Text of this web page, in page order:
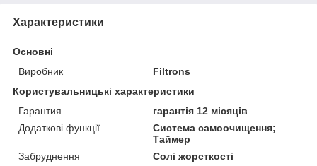
Характеристики
Основні
Виробник
Filtrons
Користувальницькі характеристики
Гарантия
гарантія 12 місяців
Додаткові функції
Система самоочищення;
Таймер
Забруднення
Солі жорсткості